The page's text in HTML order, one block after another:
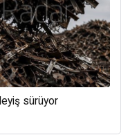
sürüyor